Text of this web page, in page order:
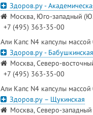
Здоров.ру -
Москва, Юго-западный
+7 (495) 363-35-00
Али Капс N4 капсулы массой
Здоров.ру - Бабушкинская
Москва, Северо-
+7 (495) 363-35-00
Али Капс N4 капсулы массой
Здоров.ру – Щукинская
Москва, Северо-